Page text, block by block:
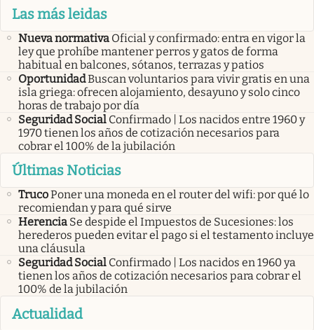
Las más leidas
Nueva normativa Oficial y confirmado: entra en vigor la
ley que prohíbe mantener perros y gatos de forma
habitual en balcones, sótanos, terrazas y patios
OportunidadBuscan voluntarios para vivir gratis en una
isla griega: ofrecen alojamiento, desayuno y solo cinco
horas de trabajo por día
Seguridad Social Confirmado | Los nacidos entre 1960 y
1970 tienen los años de cotización necesarios para
cobrar el 100% de la jubilación
Últimas Noticias
TrucoPoner una moneda en el router del wifi: por qué lo
recomiendan y para qué sirve
Herencia Se despide el Impuestos de Sucesiones: los
herederos pueden evitar el pago si el testamento incluye
una cláusula
Seguridad Social Confirmado | Los nacidos en 1960 ya
tienen los años de cotización necesarios para cobrar el
100% de la jubilación
Actualidad